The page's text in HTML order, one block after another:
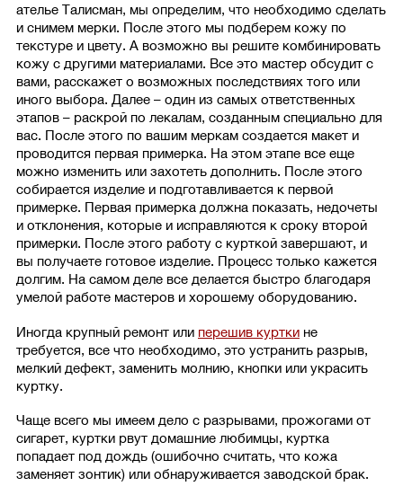
ателье Талисман, мы определим, что необходимо сделать
и снимем мерки. После этого мы подберем кожу по
текстуре и цвету. А возможно вы решите комбинировать
кожу с другими материалами. Все это мастер обсудит с
вами, расскажет о возможных последствиях того или
иного выбора. Далее – один из самых ответственных
этапов – раскрой по лекалам, созданным специально для
вас. После этого по вашим меркам создается макет и
проводится первая примерка. На этом этапе все еще
можно изменить или захотеть дополнить. После этого
собирается изделие и подготавливается к первой
примерке. Первая примерка должна показать, недочеты
и отклонения, которые и исправляются к сроку второй
примерки. После этого работу с курткой завершают, и
вы получаете готовое изделие. Процесс только кажется
долгим. На самом деле все делается быстро благодаря
умелой работе мастеров и хорошему оборудованию.
Иногда крупный ремонт или перешив куртки не
требуется, все что необходимо, это устранить разрыв,
мелкий дефект, заменить молнию, кнопки или украсить
куртку.
Чаще всего мы имеем дело с разрывами, прожогами от
сигарет, куртки рвут домашние любимцы, куртка
попадает под дождь (ошибочно считать, что кожа
заменяет зонтик) или обнаруживается заводской брак.